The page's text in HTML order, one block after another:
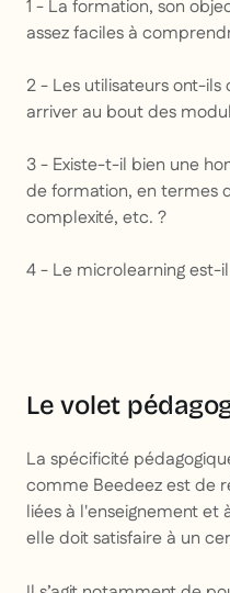
1 - La formation, son
assez faciles à
2 - Les utilisateurs ont-
arriver au bout des
3 - Existe-t-il bien une
de formation, en termes
complexité, etc. ?
4 - Le microlearning est-
Le volet
La spécificité
comme Beedeez est de
liées à l'enseignement et
elle doit satisfaire à un